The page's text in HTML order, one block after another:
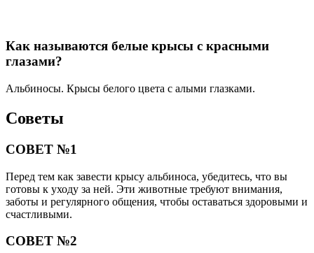
Как называются белые крысы с красными
глазами?
Альбиносы. Крысы белого цвета с алыми глазками.
Советы
СОВЕТ №1
Перед тем как завести крысу альбиноса, убедитесь, что вы
готовы к уходу за ней. Эти животные требуют внимания,
заботы и регулярного общения, чтобы оставаться здоровыми и
счастливыми.
СОВЕТ №2